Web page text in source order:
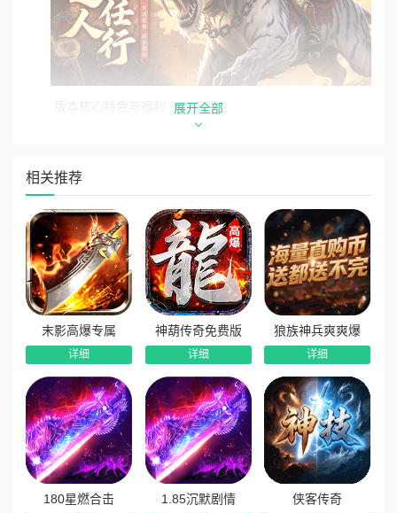
价比超高。
2、全新江湖录剧情演绎：独创江湖录剧情引导玩法，跟随
剧情逐步探索江湖世界，完成对应剧情任务即可获取大量累充
额度，不氪金也能享受充值特权。
3、百种自由命格搭配：开放超爽命格系统，拥有上百种强
力命格类别，玩家可自由组合搭配，打造专属私人战斗命格体
系，适配各类打怪、PK场景。
4、全自动无忧爽刷打金：上线全套自动功能免费送，永久
解锁免费赞助特权，海量福利全程加持，挂机刷宝无压力，真
正实现畅爽打金，轻松玩转全服！
展开全部
相关推荐
末影高爆专属
详细
神葫传奇免费版
详细
狼族神兵爽爽爆
详细
180星燃合击 1.85沉默剧情 侠客传奇